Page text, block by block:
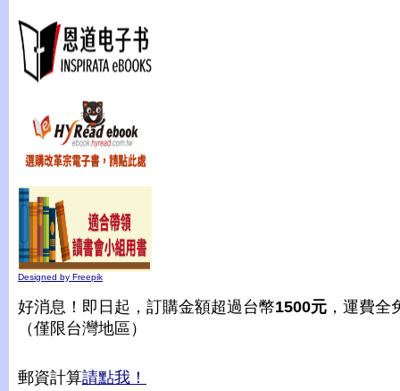
Designed by Freepik
好消息！即日起，訂購金額超過台幣1500元 ，運費全
（僅限台灣地區）
郵資計算請點我！